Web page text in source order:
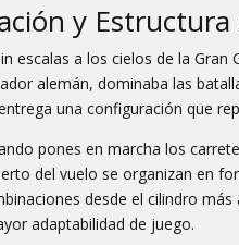
y
escalas a los cielos de la Gran
alemán, dominaba las
una configuración que
pones en marcha los
del vuelo se organizan en
desde el cilindro
adaptabilidad de juego.